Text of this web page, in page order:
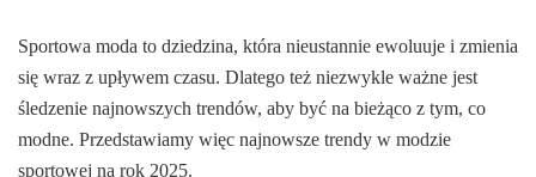
Sportowa moda to dziedzina, która nieustannie ewoluuje i zmienia
się wraz z upływem czasu. Dlatego też niezwykle ważne jest
śledzenie najnowszych trendów, aby być na bieżąco z tym, co
modne. Przedstawiamy więc najnowsze trendy w modzie
sportowej na rok 2025.